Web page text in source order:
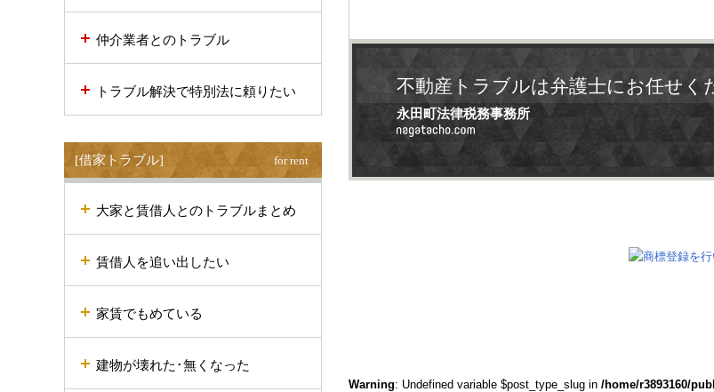
不動産トラブルは弁護士にお任せく
永田町法律税務事務所
Warning: Undefined variable $post_type_slug in /home/r3893160/
仲介業者とのトラブル
トラブル解決で特別法に頼りたい
[借家トラブル] for rent
大家と賃借人とのトラブルまとめ
賃借人を追い出したい
家賃でもめている
建物が壊れた･無くなった